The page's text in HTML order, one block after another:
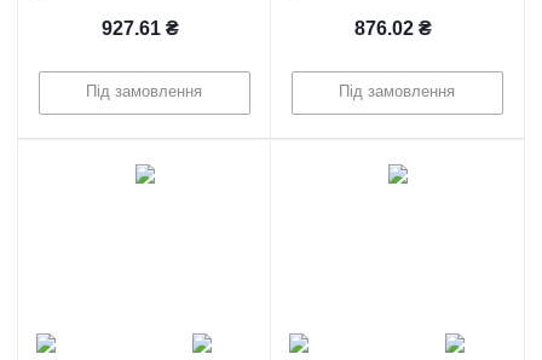
927.61 ₴
Під замовлення
876.02 ₴
Під замовлення